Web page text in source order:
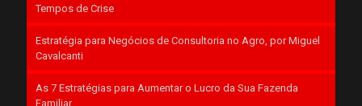
Tempos de Crise
Estratégia para Negócios de Consultoria no Agro, por Miguel
Cavalcanti
As 7 Estratégias para Aumentar o Lucro da Sua Fazenda
Familiar